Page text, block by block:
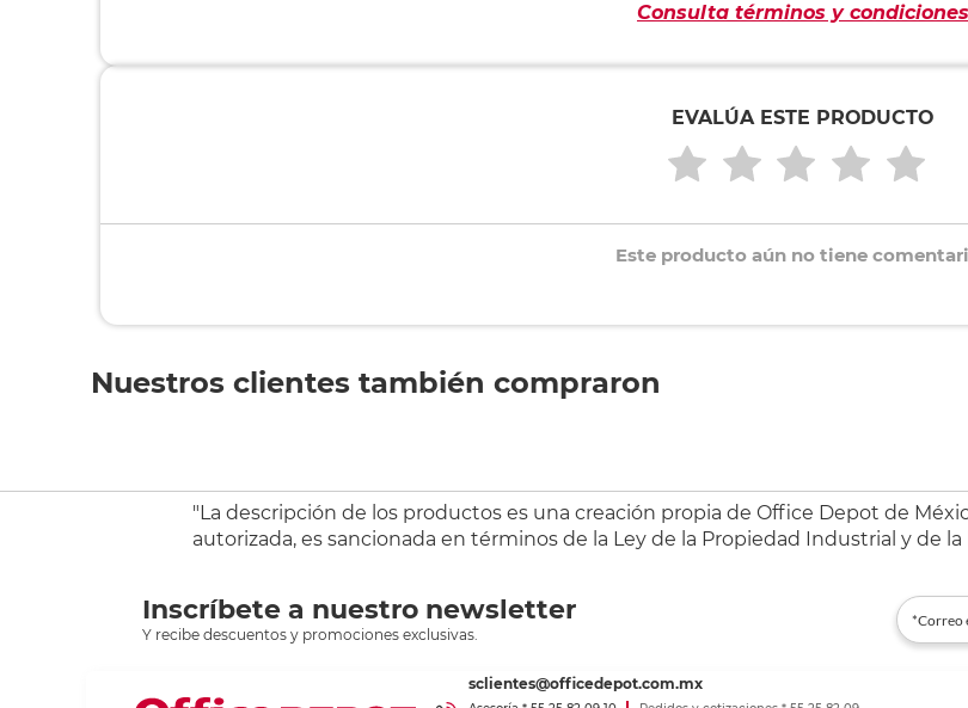
Consulta términos y condiciones
EVALÚA ESTE PRODUCTO
Este producto aún no tiene
Nuestros clientes también compraron
"La descripción de los productos es una creación propia de Office Depot de
autorizada, es sancionada en términos de la Ley de la Propiedad Industrial y de
Inscríbete a nuestro newsletter
Y recibe descuentos y promociones exclusivas.
sclientes@officedepot.com.mx